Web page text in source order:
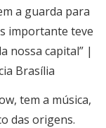
a guarda para
importante teve
nossa capital” |
Brasília
tem a música,
das origens.